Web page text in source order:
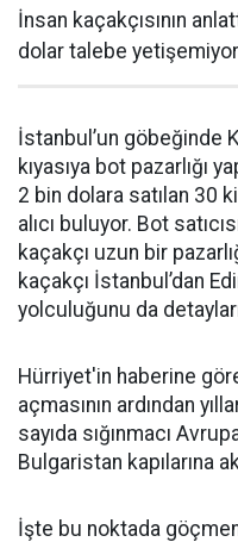
İnsan kaçakçısının
dolar talebe
İstanbul’un göbeğinde
kıyasıya bot pazarlığı
2 bin dolara satılan 30
alıcı buluyor. Bot
kaçakçı uzun bir
kaçakçı İstanbul’dan
yolculuğunu da
Hürriyet'in haberine göre:
açmasının ardından
sayıda sığınmacı
Bulgaristan kapılarına
İşte bu noktada